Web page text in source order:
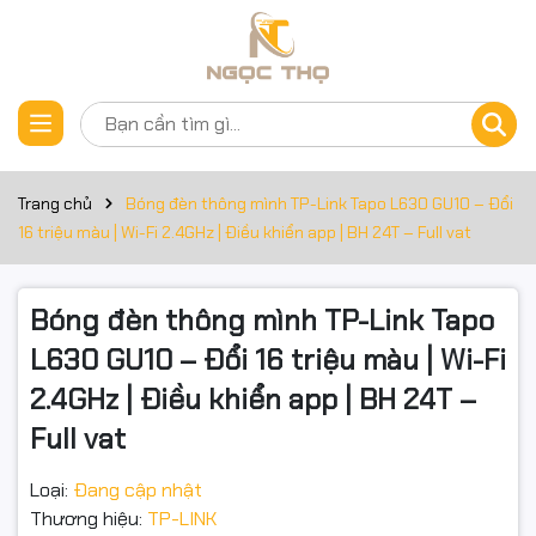
Trang chủ
Bóng đèn thông mình TP-Link Tapo L630 GU10 – Đổi
16 triệu màu | Wi-Fi 2.4GHz | Điều khiển app | BH 24T – Full vat
Bóng đèn thông mình TP-Link Tapo
L630 GU10 – Đổi 16 triệu màu | Wi-Fi
2.4GHz | Điều khiển app | BH 24T –
Full vat
Loại: Đang cập nhật
Thương hiệu: TP-LINK
Thông số kỹ thuật
TP-Link Tapo L630 GU10 – Đổi 16 triệu màu | Wi-Fi 2.4GHz |
Điều khiển app | BH 24T – Full VAT
Tapo L630 (GU10) – Đèn thông minh RGB, Wi-Fi
Đổi màu – Hẹn giờ – Điều khiển từ xa | Tapo L630
MÔ TẢ
Tapo L630 là bóng đèn thông minh GU10 đổi 16 triệu màu, điều
khiển qua Wi-Fi 2.4GHz bằng ứng dụng Tapo hoặc giọng nói
(Alexa/Google). Hỗ trợ hẹn giờ, lịch biểu, nhịp sinh học, đồng
Đặt trước sản phẩm